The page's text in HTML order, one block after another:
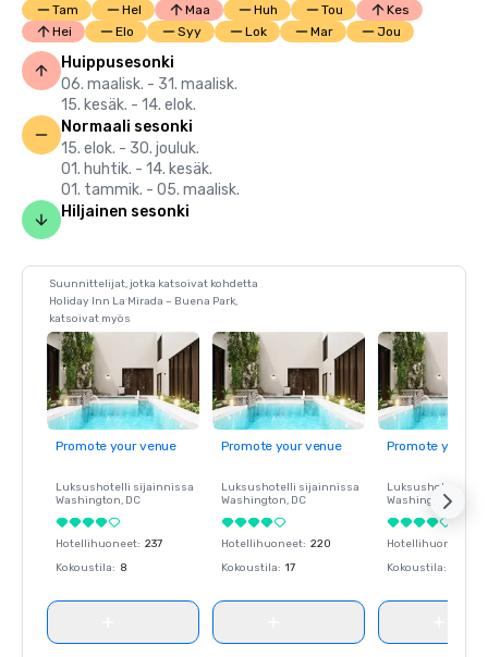
Tam Hel Maa Huh Tou
Kes
Hei
Elo Syy Lok Mar Jou
Huippusesonki
06. maalisk. - 31. maalisk.
15. kesäk. - 14. elok.
Normaali sesonki
15. elok. - 30. jouluk.
01. huhtik. - 14. kesäk.
01. tammik. - 05. maalisk.
Hiljainen sesonki
Suunnittelijat, jotka katsoivat kohdetta
Holiday Inn La Mirada – Buena Park,
katsoivat myös
Promote your venue
Luksushotelli sijainnissa
Washington, DC
Hotellihuoneet: 237
Kokoustila: 8
Promote your venue
Luksushotelli sijainnissa
Washington, DC
Hotellihuoneet: 220
Kokoustila: 17
Promote your
Luksushotelli
Washington
Hotellihuoneet
Kokoustila: